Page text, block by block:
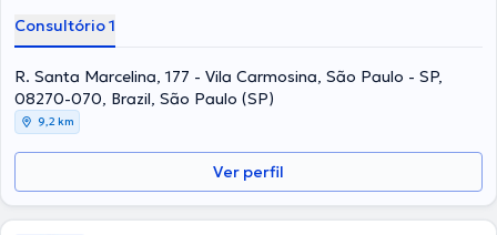
Consultório 1
R. Santa Marcelina, 177 - Vila Carmosina, São Paulo - SP,
08270-070, Brazil, São Paulo (SP)
9,2 km
Ver perfil